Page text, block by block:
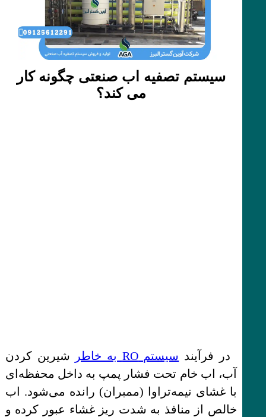
سیستم تصفیه اب صنعتی چگونه کار
می کند؟
در فرآیند سیستم RO به خاطر
شیرین کردن
آب، اب خام تحت فشار پمپ به داخل محفظه‌ای
با غشای نیمه‌تراوا (ممبران) رانده می‌شود. اب
خالص از منافذ به شدت ریز غشاء عبور کرده و